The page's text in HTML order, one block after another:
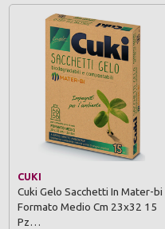
CUKI
Cuki Gelo Sacchetti In Mater-bi
Formato Medio Cm 23x32 15
Pz…